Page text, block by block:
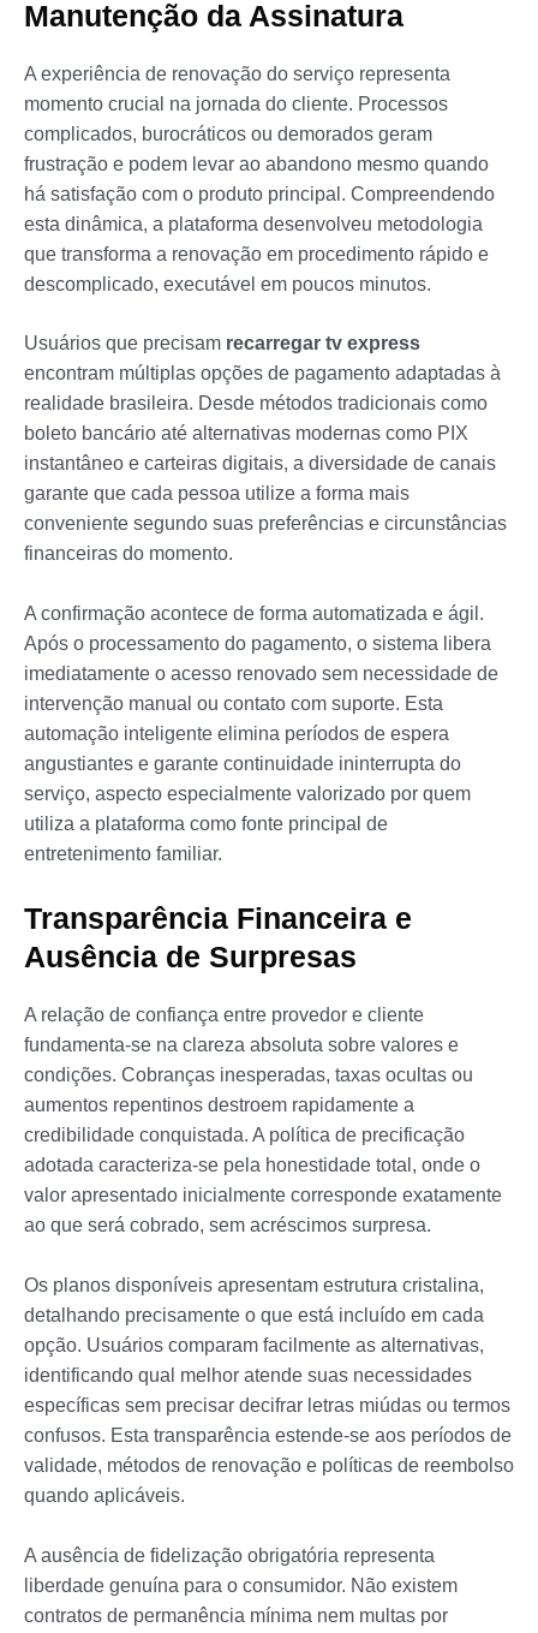
Manutenção da Assinatura
A experiência de renovação do serviço representa
momento crucial na jornada do cliente. Processos
complicados, burocráticos ou demorados geram
frustração e podem levar ao abandono mesmo quando
há satisfação com o produto principal. Compreendendo
esta dinâmica, a plataforma desenvolveu metodologia
que transforma a renovação em procedimento rápido e
descomplicado, executável em poucos minutos.
Usuários que precisam recarregar tv express
encontram múltiplas opções de pagamento adaptadas à
realidade brasileira. Desde métodos tradicionais como
boleto bancário até alternativas modernas como PIX
instantâneo e carteiras digitais, a diversidade de canais
garante que cada pessoa utilize a forma mais
conveniente segundo suas preferências e circunstâncias
financeiras do momento.
A confirmação acontece de forma automatizada e ágil.
Após o processamento do pagamento, o sistema libera
imediatamente o acesso renovado sem necessidade de
intervenção manual ou contato com suporte. Esta
automação inteligente elimina períodos de espera
angustiantes e garante continuidade ininterrupta do
serviço, aspecto especialmente valorizado por quem
utiliza a plataforma como fonte principal de
entretenimento familiar.
Transparência Financeira e
Ausência de Surpresas
A relação de confiança entre provedor e cliente
fundamenta-se na clareza absoluta sobre valores e
condições. Cobranças inesperadas, taxas ocultas ou
aumentos repentinos destroem rapidamente a
credibilidade conquistada. A política de precificação
adotada caracteriza-se pela honestidade total, onde o
valor apresentado inicialmente corresponde exatamente
ao que será cobrado, sem acréscimos surpresa.
Os planos disponíveis apresentam estrutura cristalina,
detalhando precisamente o que está incluído em cada
opção. Usuários comparam facilmente as alternativas,
identificando qual melhor atende suas necessidades
específicas sem precisar decifrar letras miúdas ou termos
confusos. Esta transparência estende-se aos períodos de
validade, métodos de renovação e políticas de reembolso
quando aplicáveis.
A ausência de fidelização obrigatória representa
liberdade genuína para o consumidor. Não existem
contratos de permanência mínima nem multas por